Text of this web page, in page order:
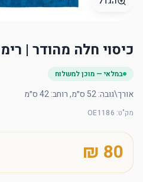
כיסוי חלה מהודר |
במלאי — מוכן למשלוח
אורך\גובה: 52 ס״מ, רוחב: 42 ס״מ
מק"ט:
OE1186